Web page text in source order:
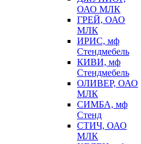
ОАО МЛК
ГРЕЙ, ОАО
МЛК
ИРИС, мф
Стендмебель
КИВИ, мф
Стендмебель
ОЛИВЕР, ОАО
МЛК
СИМБА, мф
Стенд
СТИЧ, ОАО
МЛК